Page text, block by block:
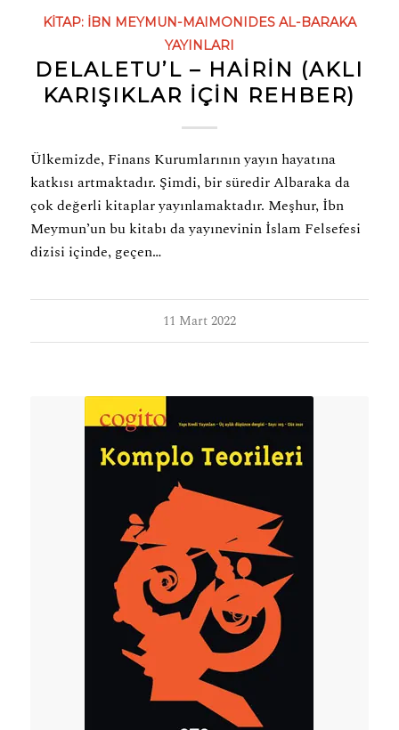
KITAP: İBN MEYMUN-MAIMONIDES AL-BARAKA
YAYINLARI
DELALETU’L – HAİRİN (AKLI
KARIŞIKLAR İÇIN REHBER)
Ülkemizde, Finans Kurumlarının yayın hayatına
katkısı artmaktadır. Şimdi, bir süredir Albaraka da
çok değerli kitaplar yayınlamaktadır. Meşhur, İbn
Meymun’un bu kitabı da yayınevinin İslam Felsefesi
dizisi içinde, geçen…
11 Mart 2022